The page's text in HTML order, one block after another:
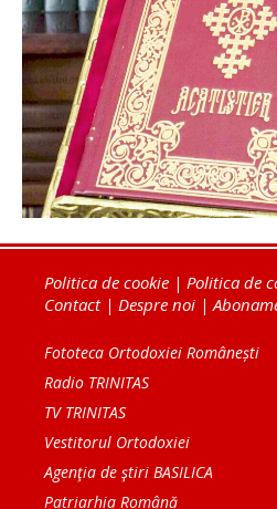
Politica de cookie | Politica de
Contact| Despre noi |
Fototeca Ortodoxiei Românești
Radio TRINITAS
TV TRINITAS
Vestitorul Ortodoxiei
Agenţia de ştiri BASILICA
Patriarhia Română